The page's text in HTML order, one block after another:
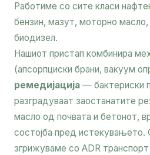
Работиме со сите класи
бензин, мазут, моторно
биодизел.
Нашиот пристап комбинира
(апсорпциски брани, вакуум
ремедијација — бактериски
разградуваат заостанатите
масло од почвата и бетонот,
состојба пред истекувањето.
згрижуваме со ADR